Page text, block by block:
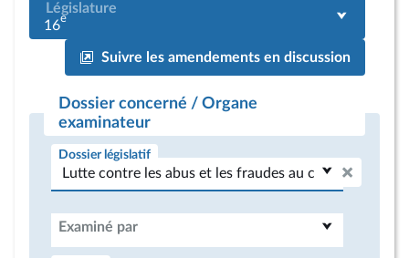
Législature
16e
Suivre les amendements en discussion
Dossier concerné / Organe
examinateur
Dossier législatif
Examiné par